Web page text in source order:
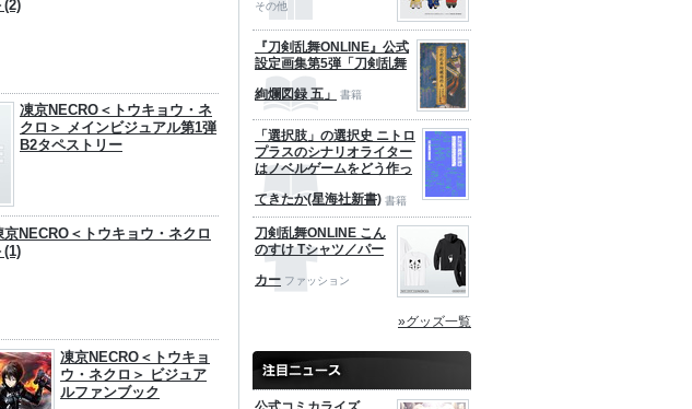
(2)
凍京NECRO＜トウキョウ・ネ
クロ＞ メインビジュアル第1弾
B2タペストリー
京NECRO＜トウキョウ・ネクロ
(1)
凍京NECRO＜トウキョ
ウ・ネクロ＞ ビジュア
ルファンブック
その他
『刀剣乱舞ONLINE』公式
設定画集第5弾「刀剣乱舞
絢爛図録 五」 書籍
「選択肢」の選択史 ニトロ
プラスのシナリオライター
はノベルゲームをどう作っ
てきたか(星海社新書) 書籍
刀剣乱舞ONLINE こん
のすけ Tシャツ／パー
カー ファッション
»グッズ一覧